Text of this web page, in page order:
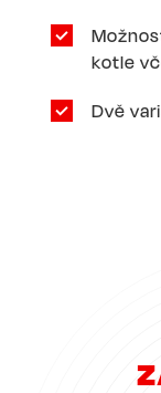
kotle
Dvě